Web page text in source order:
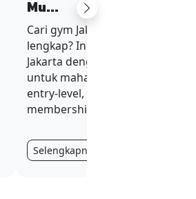
Mu...
Cari gym Jakarta murah tapi
lengkap? Ini 3 rekomendasi
Jakarta dengan harga
untuk mahasiswa dan karyawan
entry-level, plus tips hemat
membership.
Selengkapnya
Next